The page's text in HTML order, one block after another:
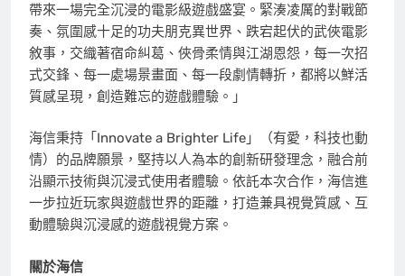
帶來一場完全沉浸的電影級遊戲盛宴。緊湊凌厲的對戰節
奏、氛圍感十足的功夫朋克異世界、跌宕起伏的武俠電影
敘事，交織著宿命糾葛、俠骨柔情與江湖恩怨，每一次招
式交鋒、每一處場景畫面、每一段劇情轉折，都將以鮮活
質感呈現，創造難忘的遊戲體驗。」
海信秉持「Innovate a Brighter Life」（有愛，科技也動
情）的品牌願景，堅持以人為本的創新研發理念，融合前
沿顯示技術與沉浸式使用者體驗。依託本次合作，海信進
一步拉近玩家與遊戲世界的距離，打造兼具視覺質感、互
動體驗與沉浸感的遊戲視覺方案。
關於海信